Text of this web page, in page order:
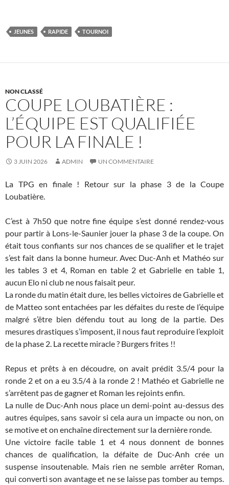
JEUNES RAPIDE TOURNOI
NON CLASSÉ
COUPE LOUBATIÈRE :
L’ÉQUIPE EST QUALIFIÉE
POUR LA FINALE !
3 JUIN 2026 ADMIN UN COMMENTAIRE
La TPG en finale ! Retour sur la phase 3 de la Coupe
Loubatière.
C’est à 7h50 que notre fine équipe s’est donné rendez-vous
pour partir à Lons-le-Saunier jouer la phase 3 de la coupe. On
était tous confiants sur nos chances de se qualifier et le trajet
s’est fait dans la bonne humeur. Avec Duc-Anh et Mathéo sur
les tables 3 et 4, Roman en table 2 et Gabrielle en table 1,
aucun Elo ni club ne nous faisait peur.
La ronde du matin était dure, les belles victoires de Gabrielle et
de Matteo sont entachées par les défaites du reste de l’équipe
malgré s’être bien défendu tout au long de la partie. Des
mesures drastiques s’imposent, il nous faut reproduire l’exploit
de la phase 2. La recette miracle ? Burgers frites !!
Repus et prêts à en découdre, on avait prédit 3.5/4 pour la
ronde 2 et on a eu 3.5/4 à la ronde 2 ! Mathéo et Gabrielle ne
s’arrêtent pas de gagner et Roman les rejoints enfin.
La nulle de Duc-Anh nous place un demi-point au-dessus des
autres équipes, sans savoir si cela aura un impacte ou non, on
se motive et on enchaîne directement sur la dernière ronde.
Une victoire facile table 1 et 4 nous donnent de bonnes
chances de qualification, la défaite de Duc-Anh crée un
suspense insoutenable. Mais rien ne semble arrêter Roman,
qui converti son avantage et ne se laisse pas tomber au temps.